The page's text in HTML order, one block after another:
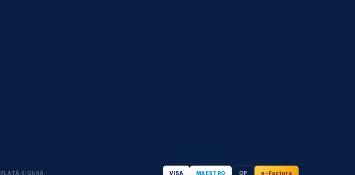
PLATĂ SIGURĂ VISA MAESTRO OP e-Factura